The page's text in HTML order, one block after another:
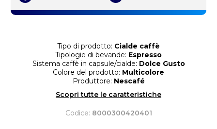
Tipo di prodotto: Cialde caffè
Tipologie di bevande: Espresso
Sistema caffè in capsule/cialde: Dolce Gusto
Colore del prodotto: Multicolore
Produttore: Nescafé
Scopri tutte le caratteristiche
Codice: 8000300420401